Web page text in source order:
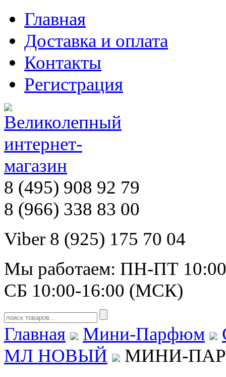
Главная
Доставка и оплата
Контакты
Регистрация
8 (495) 908 92 79
8 (966) 338 83 00
Viber 8 (925) 175 70 04
Мы работаем: ПН-ПТ
СБ 10:00-16:00 (МСК)
Главная Мини-Парфюм
МЛ НОВЫЙ
МИНИ-